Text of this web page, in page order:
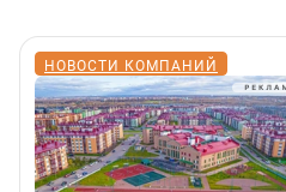
НОВОСТИ КОМПАНИЙ